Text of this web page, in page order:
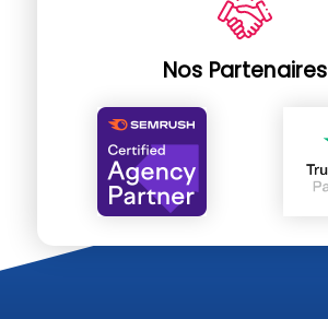
Nos Partenaires